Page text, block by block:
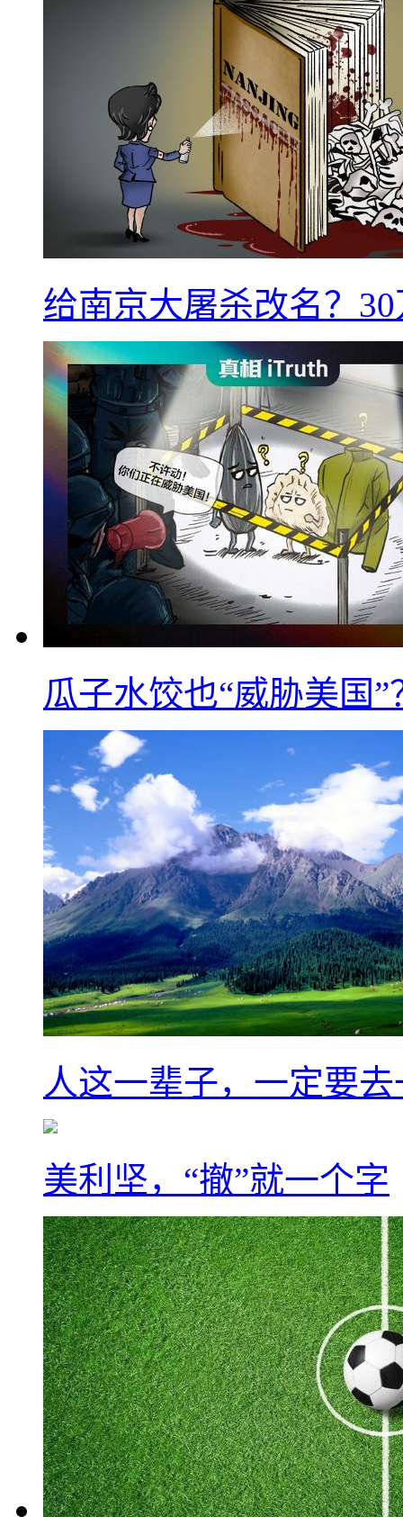
给南京大屠杀改名？
瓜子水饺也“威胁美国”
人这一辈子，一定要
美利坚，“撤”就一个字